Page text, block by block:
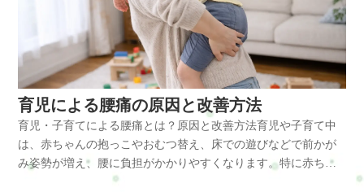
容の確認に進んでください。あなたの状態から検索通常の疲れ
通常のお疲れの人はこちら腰痛・肩こり・脚などトータル的に
ケア。全コースが選べます(^^)/refresh-jam.com仕事による疲れデ
スクワーク・立ち仕事で体が辛い人の為の体リセットrefresh-
jam.com出産・育児の疲れ出産・育児で体が辛いあなたの為の体
リセットrefresh-jam.comココロからくる疲れココロからくる不調
で体が辛いあなたの為の体・心リセットrefresh-jam.com・ホット
ペッパービューティー…予約可・LINE公式…予約・トークでや
り取り・お得情報・楽天ビューティー…予約可・minimo…予約
可※掲載サイトによって料金やコースが違います。
談ください。肩こりや腰痛など日常生活で起こりやすい不調の
ケアを通して、今の生活や仕事を続けられるカラダとココロづ
くりをサポートしています。初めての方はまずこちらへRefresh
Jamーロードマップ◆ 安心できる施術を、1度体験してみるお申
し込み方法はこちら・ホットペッパービューティー…予約可・
LINE公式…予約・トークでやり取り・お得情報・楽天ビューテ
ィー…予約可・minimo…予約可・誰でも使えるWEB予約…予約
可※掲載サイトによって料金やコースが違います。無理なく、
安心して選んでくださいね。#ui-datepicker-div{z-index:10000
が抜けにくくなります。すると血流が低下し、疲労物質がたま
りやすくなって頭痛のきっかけになります。育児中の頭痛は、
筋肉のこりだけでなく、自律神経の乱れや呼吸の浅さも関係し
ていることが大きな特徴です。放置するとどうなる 頭痛を我慢
しながら育児を続けていると、次のような悪循環につながるこ
とがあります。・肩こりや首こりが強くなる・目の疲れや吐き
気を感じやすくなる・イライラしやすくなる・眠りが浅くなり
疲労が抜けにくくなる・家事や育児への集中力が落ちる・腰痛
や背中の張りも増えやすくなる特に「少し休めば治る」と思っ
ていても、実際には姿勢のクセや回復不足が積み重なっている
増えると、ストレートネックの状態になりやすく、首への負担
が増える原因になります。育児中の首こりは「姿勢」「筋肉の
緊張」「睡眠不足」の3つが重なることで起こりやすくなりま
す。体に起こる変化 首のコリが続くと、首だけでなく肩や背中
にも影響が広がります。まず、首の筋肉が緊張すると血流が低
下し、疲労物質が溜まりやすくなります。その結果、首の重だ
るさや痛みだけでなく、肩こりや頭痛につながることもありま
す。また、小胸筋が硬くなると肩が前に出る巻き肩の姿勢にな
りやすく、胸郭出口付近が圧迫されることで肩や腕のだるさが
出ることもあります。首のコリは首だけの問題ではなく、肩や
筋肉が常に働き続ける状態になります。育児による肩こりは、
抱っこ・授乳・前かがみ姿勢などが重なり、肩周囲の筋肉が慢
性的に緊張することで起こります。肩こりに関係する主な筋肉
は次の通りです。・僧帽筋・肩甲挙筋・小胸筋・菱形筋・後頭
部まわりの筋肉これらの筋肉が硬くなると肩甲骨の動きが悪く
なり、肩こりや首こりを感じやすくなります。主な原因 育児に
よる肩こりには、日常生活の中でさまざまな原因がありま
す。・抱っこやおんぶによる肩への負担・授乳やミルク時の前
かがみ姿勢・スマホ操作によるストレートネック・家事と育児
育児による腰痛の原因と改善方法
育児・子育てによる腰痛とは？原因と改善方法育児や子育て中
は、赤ちゃんの抱っこやおむつ替え、床での遊びなどで前かが
み姿勢が増え、腰に負担がかかりやすくなります。特に赤ちゃ
んは成長とともに体重が増えていくため、抱き上げる動作が増